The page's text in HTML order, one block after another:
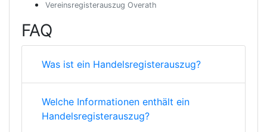
Vereinsregisterauszug Overath
FAQ
Was ist ein Handelsregisterauszug?
Welche Informationen enthält ein
Handelsregisterauszug?